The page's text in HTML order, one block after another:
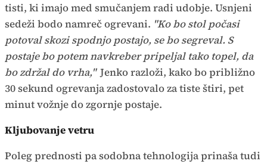
tisti, ki imajo med smučanjem radi udobje. Usnjeni
sedeži bodo namreč ogrevani. "Ko bo stol počasi
potoval skozi spodnjo postajo, se bo segreval. S
postaje bo potem navkreber pripeljal tako topel, da
bo zdržal do vrha," Jenko razloži, kako bo približno
30 sekund ogrevanja zadostovalo za tiste štiri, pet
minut vožnje do zgornje postaje.
Kljubovanje vetru
Poleg prednosti pa sodobna tehnologija prinaša tudi